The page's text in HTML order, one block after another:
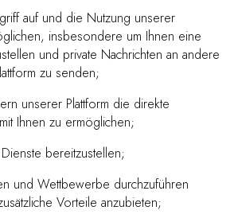
auf und die Nutzung unserer
insbesondere um Ihnen eine
und private Nachrichten an andere
zu senden;
unserer Plattform die direkte
Ihnen zu ermöglichen;
bereitzustellen;
und Wettbewerbe durchzuführen
Vorteile anzubieten;